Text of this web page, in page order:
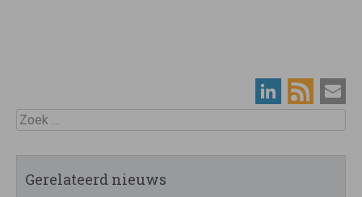
Zoek
Gerelateerd nieuws